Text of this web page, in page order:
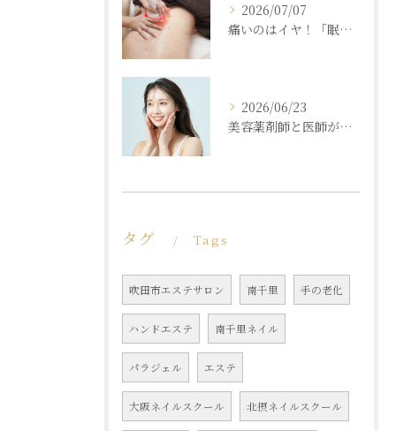
2026/07/07
痛いのはイヤ！「眠れるほど気持ちいいのに結果が出る」痩身エステの秘密
2026/06/23
美容薬剤師と医師が共同開発した商材と「真皮層フェイシャル」で内側からもっちり潤う素肌へ
タグ Tags
吹田市エステサロン 南千里 手の老化
ハンドエステ 南千里ネイル
パラジェル エステ
大阪ネイルスクール 北摂ネイルスクール